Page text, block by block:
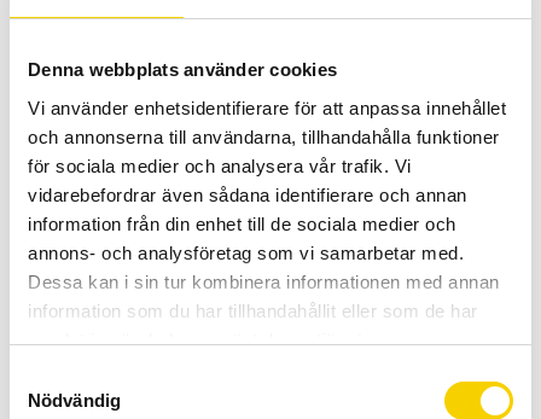
Denna webbplats använder cookies
Vi använder enhetsidentifierare för att anpassa innehållet
och annonserna till användarna, tillhandahålla funktioner
för sociala medier och analysera vår trafik. Vi
vidarebefordrar även sådana identifierare och annan
information från din enhet till de sociala medier och
annons- och analysföretag som vi samarbetar med.
Dessa kan i sin tur kombinera informationen med annan
information som du har tillhandahållit eller som de har
samlat in när du har använt deras tjänster.
Nödvändig
Allt inom cykel på ett ställe
Lagerstatus
4 st i lager
Artikelnr
EBBMT501B
Tillverkare
Shimano
vevlagret en hög drivkraftseffektivitet.